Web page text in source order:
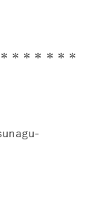
＊＊＊＊＊＊